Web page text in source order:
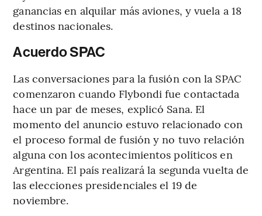
ganancias en alquilar más aviones, y vuela a 18
destinos nacionales.
Acuerdo SPAC
Las conversaciones para la fusión con la SPAC
comenzaron cuando Flybondi fue contactada
hace un par de meses, explicó Sana. El
momento del anuncio estuvo relacionado con
el proceso formal de fusión y no tuvo relación
alguna con los acontecimientos políticos en
Argentina. El país realizará la segunda vuelta de
las elecciones presidenciales el 19 de
noviembre.